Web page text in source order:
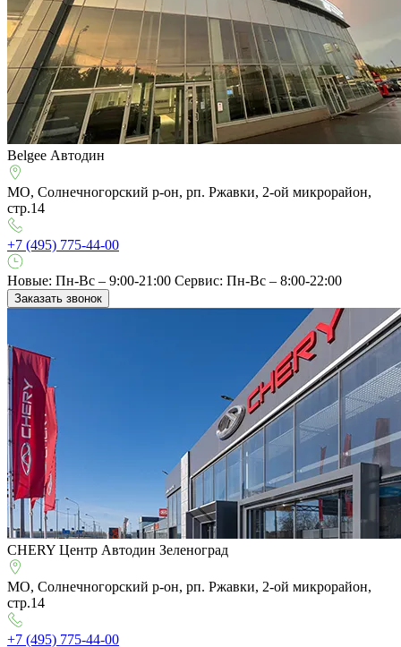
Belgee Автодин
МО, Солнечногорский р-он, рп. Ржавки, 2-ой микрорайон,
стр.14
+7 (495) 775-44-00
Новые: Пн-Вс – 9:00-21:00 Сервис: Пн-Вс – 8:00-22:00
Заказать звонок
CHERY Центр Автодин Зеленоград
МО, Солнечногорский р-он, рп. Ржавки, 2-ой микрорайон,
стр.14
+7 (495) 775-44-00